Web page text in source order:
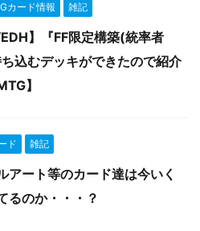
カード情報 雑記
EDH】『FF限定構築(統率者
込むデッキができたので紹介
】
ド 雑記
アート等のカード達は今いく
るのか・・・？